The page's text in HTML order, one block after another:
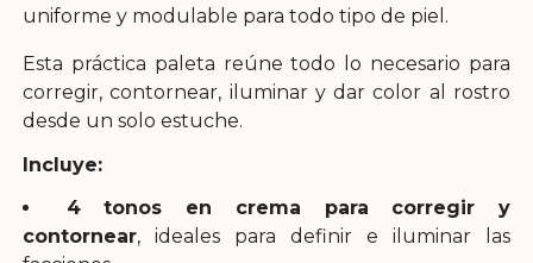
uniforme y modulable para todo tipo de piel.
Esta práctica paleta reúne todo lo necesario para
corregir, contornear, iluminar y dar color al rostro
desde un solo estuche.
Incluye:
4 tonos en crema para corregir y
contornear, ideales para definir e iluminar las